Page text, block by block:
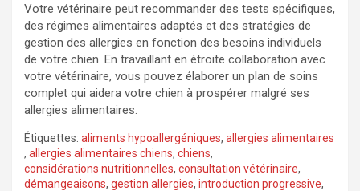
Votre vétérinaire peut recommander des tests spécifiques,
des régimes alimentaires adaptés et des stratégies de
gestion des allergies en fonction des besoins individuels
de votre chien. En travaillant en étroite collaboration avec
votre vétérinaire, vous pouvez élaborer un plan de soins
complet qui aidera votre chien à prospérer malgré ses
allergies alimentaires.
Étiquettes: aliments hypoallergéniques, allergies alimentaires
, allergies alimentaires chiens, chiens,
considérations nutritionnelles, consultation vétérinaire,
démangeaisons, gestion allergies, introduction progressive,